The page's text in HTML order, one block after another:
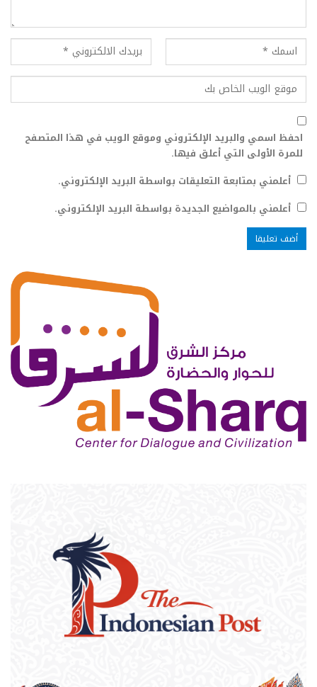
احفظ اسمي والبريد الإلكتروني وموقع الويب في هذا المتصفح
للمرة الأولى التي أعلق فيها.
أعلمني بمتابعة التعليقات بواسطة البريد الإلكتروني.
أعلمني بالمواضيع الجديدة بواسطة البريد الإلكتروني.